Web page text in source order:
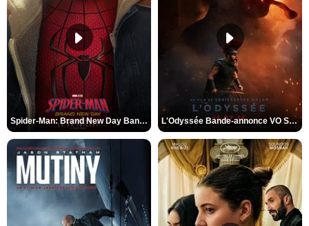
Spider-Man: Brand New Day Bande-annonce VO STFR L'Odyssée Bande-annonce VO STFR